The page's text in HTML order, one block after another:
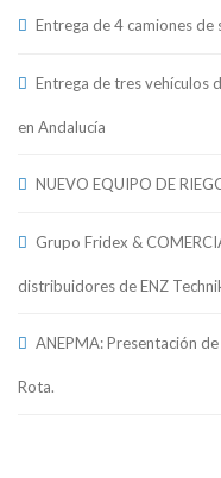
Entrega de 4 camiones de
Entrega de tres vehículos
en Andalucía
NUEVO EQUIPO DE
Grupo Fridex &
distribuidores de ENZ
ANEPMA: Presentación
Rota.